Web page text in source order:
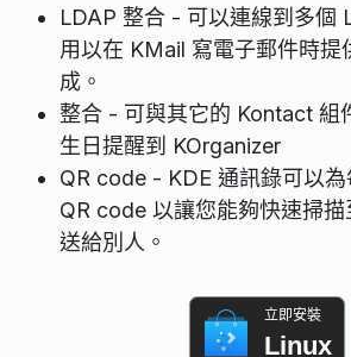
LDAP 整合 - 可以連線到多個
用以在 KMail 寫電子郵件時提
成。
整合 - 可與其它的 Kontact 組
生日提醒到 KOrganizer
QR code - KDE 通訊錄可以
QR code 以讓您能夠快速掃
送給別人。
立即安裝
Linux